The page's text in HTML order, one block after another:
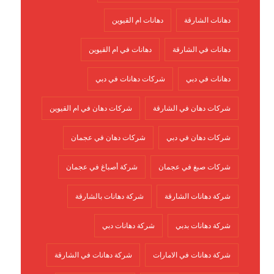
دهانات الشارقة دهانات ام القيوين
دهانات في الشارقة دهانات في ام القيوين
دهانات في دبي شركات دهانات في دبي
شركات دهان في الشارقة شركات دهان في ام القيوين
شركات دهان في دبي شركات دهان في عجمان
شركات صبغ في عجمان شركة أصباغ في عجمان
شركة دهانات الشارقة شركة دهانات بالشارقة
شركة دهانات بدبي شركة دهانات دبي
شركة دهانات في الامارات شركة دهانات في الشارقة